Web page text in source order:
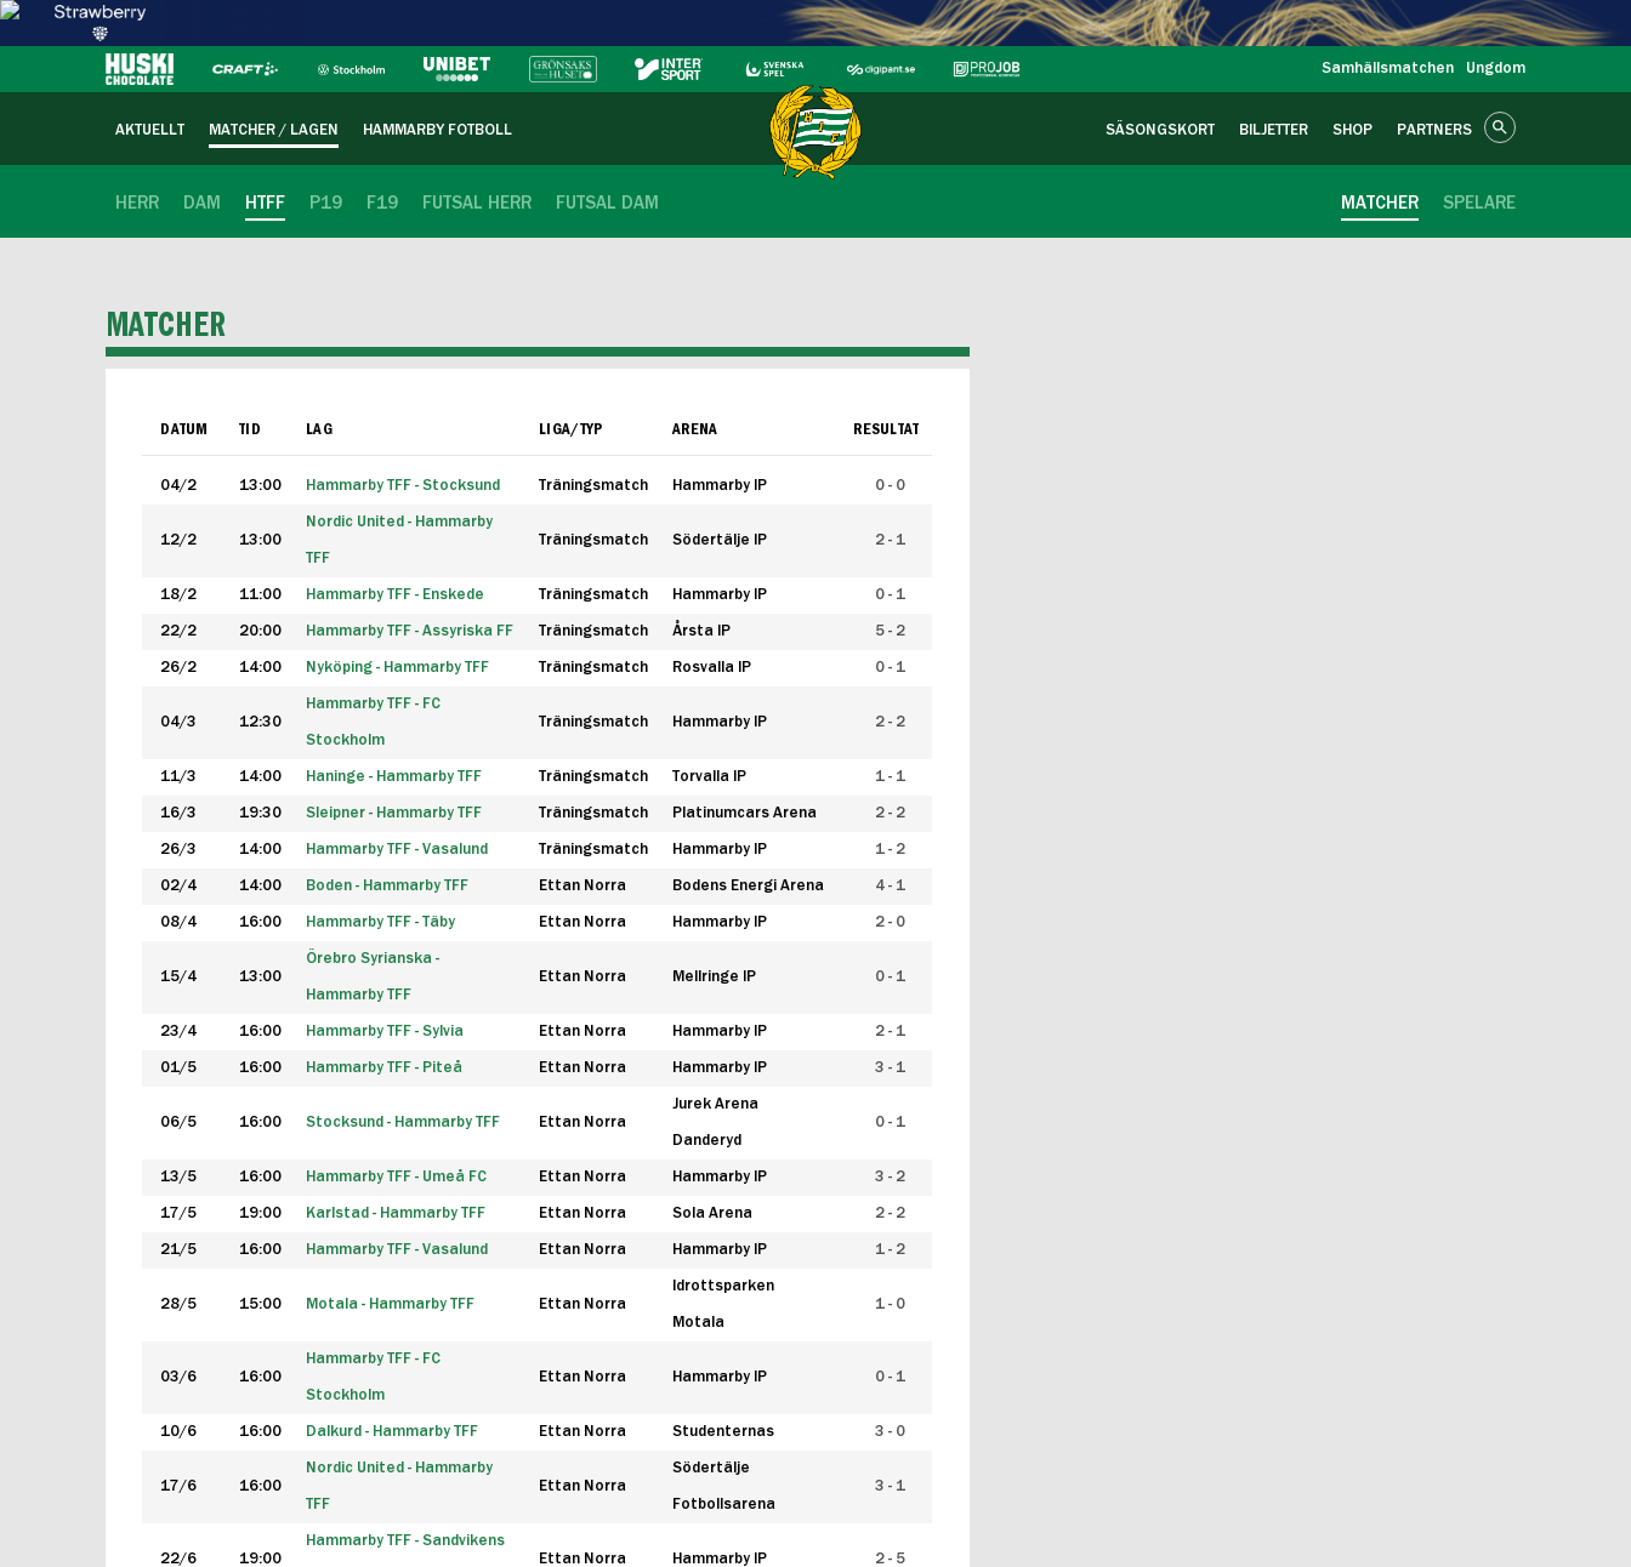
Samhällsmatchen Ungdom
AKTUELLT MATCHER / LAGEN HAMMARBY FOTBOLL SÄSONGSKORT BILJETTER SHOP PARTNERS
HERR DAM HTFF P19 F19 FUTSAL HERR FUTSAL DAM SPELARE
MATCHER
MATCHER
DATUM TID LAG LIGA/TYP ARENA RESULTAT
04/2 13:00 Hammarby TFF - Stocksund Träningsmatch Hammarby IP 0 - 0
12/2 13:00
Nordic United - Hammarby
TFF
Träningsmatch Södertälje IP 2 - 1
18/2 11:00 Hammarby TFF - Enskede Träningsmatch Hammarby IP 0 - 1
22/2 20:00 Hammarby TFF - Assyriska FF Träningsmatch Årsta IP 5 - 2
26/2 14:00 Nyköping - Hammarby TFF Träningsmatch Rosvalla IP 0 - 1
04/3 12:30
Hammarby TFF - FC
Stockholm
Träningsmatch Hammarby IP 2 - 2
11/3 14:00 Haninge - Hammarby TFF Träningsmatch Torvalla IP 1 - 1
16/3 19:30 Sleipner - Hammarby TFF Träningsmatch Platinumcars Arena 2 - 2
26/3 14:00 Hammarby TFF - Vasalund Träningsmatch Hammarby IP 1 - 2
02/4 14:00 Boden - Hammarby TFF Ettan Norra Bodens Energi Arena 4 - 1
08/4 16:00 Hammarby TFF - Täby Ettan Norra Hammarby IP 2 - 0
15/4 13:00
Örebro Syrianska -
Hammarby TFF
Ettan Norra Mellringe IP 0 - 1
23/4 16:00 Hammarby TFF - Sylvia Ettan Norra Hammarby IP 2 - 1
01/5 16:00 Hammarby TFF - Piteå Ettan Norra Hammarby IP 3 - 1
06/5 16:00 Stocksund - Hammarby TFF Ettan Norra
Jurek Arena
Danderyd
0 - 1
13/5 16:00 Hammarby TFF - Umeå FC Ettan Norra Hammarby IP 3 - 2
17/5 19:00 Karlstad - Hammarby TFF Ettan Norra Sola Arena 2 - 2
21/5 16:00 Hammarby TFF - Vasalund Ettan Norra Hammarby IP 1 - 2
28/5 15:00 Motala - Hammarby TFF Ettan Norra
Idrottsparken
Motala
1 - 0
03/6 16:00
Hammarby TFF - FC
Stockholm
Ettan Norra Hammarby IP 0 - 1
10/6 16:00 Dalkurd - Hammarby TFF Ettan Norra Studenternas 3 - 0
17/6 16:00
Nordic United - Hammarby
TFF
Ettan Norra
Södertälje
Fotbollsarena
3 - 1
22/6 19:00
Hammarby TFF - Sandvikens
Ettan Norra Hammarby IP 2 - 5